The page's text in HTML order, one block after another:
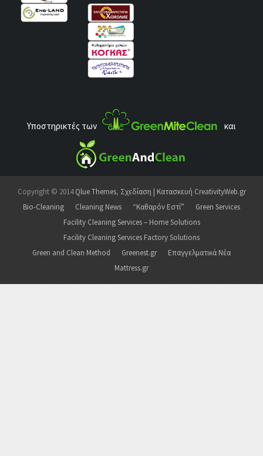
Υποστηρικτές των και
Copyright © 2014Qlue Themes, Σχεδίαση | Κατασκευή CreativityWeb.gr
Bio-Cleaning
Cleaning News “Καθαρόν Εστί”
Green Services
Facility Cleaning Services – Home Solutions
Facility Cleaning Services Factory Solutions
Green and Clean Method
Greenest.gr
Επαγγελματικά Νέα
Mattress.gr